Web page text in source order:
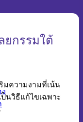
ยกรรมใต้
มความงามที่เน้น
นวิธีแก้ไขเฉพาะ